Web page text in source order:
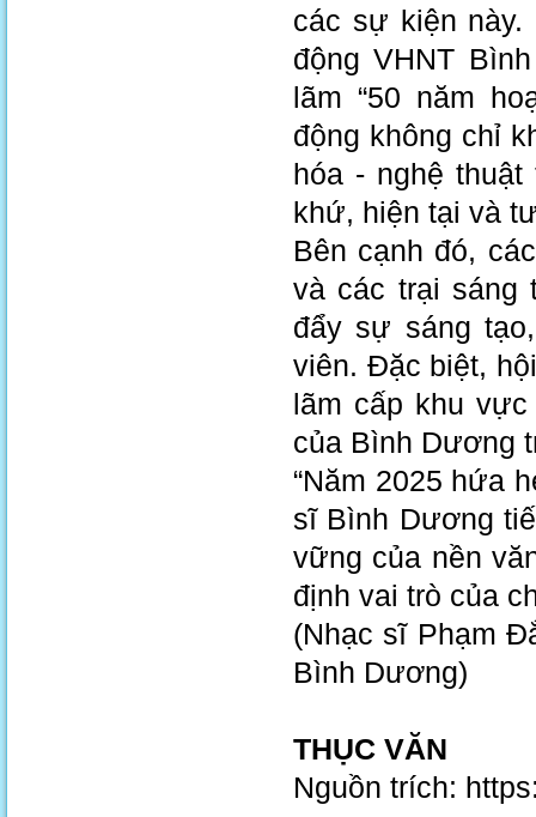
các sự kiện này.
động VHNT
lãm “50 năm
động không chỉ
hóa - nghệ
khứ, hiện tại và
Bên cạnh đó,
và các trại sáng
đẩy sự sáng
viên. Đặc biệt,
lãm cấp khu
của Bình Dương
“Năm 2025 hứa
sĩ Bình Dương
vững của nền
định vai trò của
(Nhạc sĩ Phạm
Bình Dương)
THỤC VĂN
Nguồn trích: